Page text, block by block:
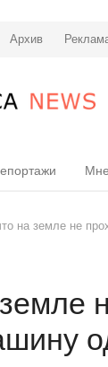
Архив
на земле не